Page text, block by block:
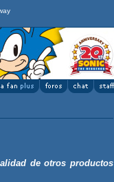
de otros productos